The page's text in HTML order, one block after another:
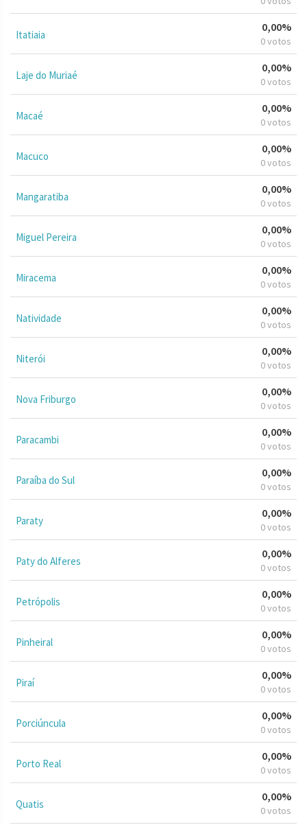
Itatiaia
0,00%
0 votos
Laje do Muriaé
0,00%
0 votos
Macaé
0,00%
0 votos
Macuco
0,00%
0 votos
Mangaratiba
0,00%
0 votos
Miguel Pereira
0,00%
0 votos
Miracema
0,00%
0 votos
Natividade
0,00%
0 votos
Niterói
0,00%
0 votos
Nova Friburgo
0,00%
0 votos
Paracambi
0,00%
0 votos
Paraíba do Sul
0,00%
0 votos
Paraty
0,00%
0 votos
Paty do Alferes
0,00%
0 votos
Petrópolis
0,00%
0 votos
Pinheiral
0,00%
0 votos
Piraí
0,00%
0 votos
Porciúncula
0,00%
0 votos
Porto Real
0,00%
0 votos
Quatis
0,00%
0 votos